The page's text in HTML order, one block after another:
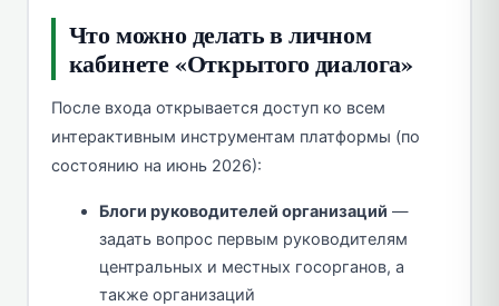
Что можно делать в личном
кабинете «Открытого диалога»
После входа открывается доступ ко всем
интерактивным инструментам платформы (по
состоянию на июнь 2026):
Блоги руководителей организаций —
задать вопрос первым руководителям
центральных и местных госорганов, а
также организаций